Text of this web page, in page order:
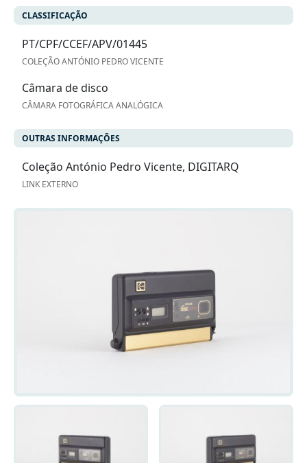
CLASSIFICAÇÃO
PT/CPF/CCEF/APV/01445
COLEÇÃO ANTÓNIO PEDRO VICENTE
Câmara de disco
CÂMARA FOTOGRÁFICA ANALÓGICA
OUTRAS INFORMAÇÕES
Coleção António Pedro Vicente, DIGITARQ
LINK EXTERNO